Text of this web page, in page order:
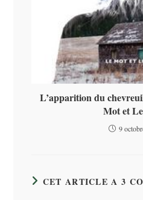
L’apparition du
Mot et
9
CET ARTICLE A 3